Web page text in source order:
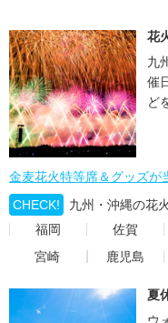
花
九
催
ど
金麦花火特等席＆グッズが
CHECK!
九州・沖縄の花
福岡
佐賀
宮崎
鹿児島
夏